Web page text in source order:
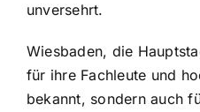
unversehrt.
Wiesbaden, die
für ihre Fachleute und
bekannt, sondern auch